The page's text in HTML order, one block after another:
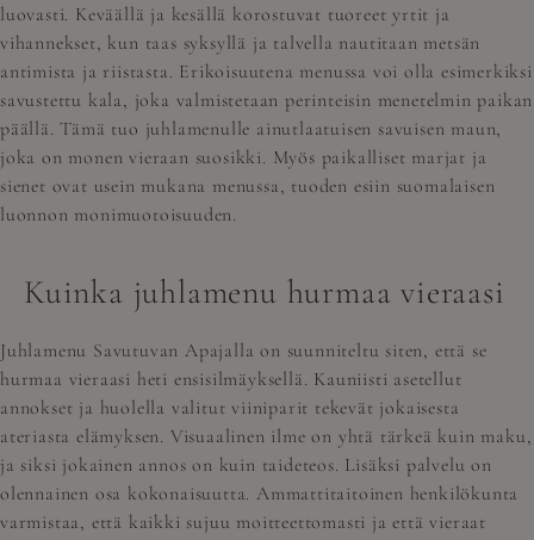
luovasti. Keväällä ja kesällä korostuvat tuoreet yrtit ja
vihannekset, kun taas syksyllä ja talvella nautitaan metsän
antimista ja riistasta. Erikoisuutena menussa voi olla esimerkiksi
savustettu kala, joka valmistetaan perinteisin menetelmin paikan
päällä. Tämä tuo juhlamenulle ainutlaatuisen savuisen maun,
joka on monen vieraan suosikki. Myös paikalliset marjat ja
sienet ovat usein mukana menussa, tuoden esiin suomalaisen
luonnon monimuotoisuuden.
Kuinka juhlamenu hurmaa vieraasi
Juhlamenu Savutuvan Apajalla on suunniteltu siten, että se
hurmaa vieraasi heti ensisilmäyksellä. Kauniisti asetellut
annokset ja huolella valitut viiniparit tekevät jokaisesta
ateriasta elämyksen. Visuaalinen ilme on yhtä tärkeä kuin maku,
ja siksi jokainen annos on kuin taideteos. Lisäksi palvelu on
olennainen osa kokonaisuutta. Ammattitaitoinen henkilökunta
varmistaa, että kaikki sujuu moitteettomasti ja että vieraat